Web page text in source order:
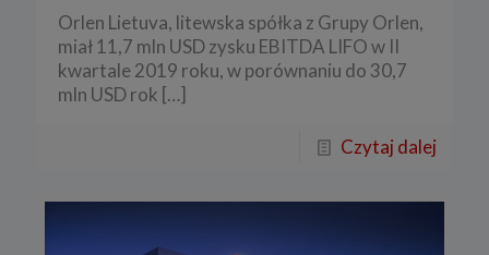
Orlen Lietuva, litewska spółka z Grupy Orlen,
miał 11,7 mln USD zysku EBITDA LIFO w II
kwartale 2019 roku, w porównaniu do 30,7
mln USD rok […]
Czytaj dalej